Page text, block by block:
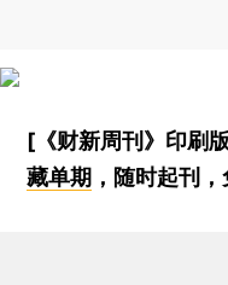
[《财新周刊》印刷版
藏单期 ，随时起刊